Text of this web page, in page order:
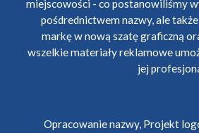
miejscowości - co postanowiliśmy
pośdrednictwem nazwy, ale
markę w nową szatę graficzną
wszelkie materiały reklamowe
jej
Opracowanie nazwy, Projekt